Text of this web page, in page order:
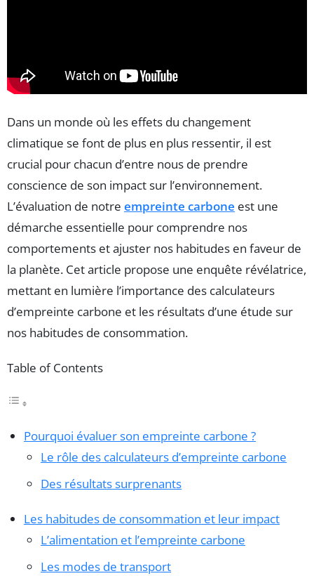
Dans un monde où les effets du changement
climatique se font de plus en plus ressentir, il est
crucial pour chacun d’entre nous de prendre
conscience de son impact sur l’environnement.
L’évaluation de notre empreinte carbone est une
démarche essentielle pour comprendre nos
comportements et ajuster nos habitudes en faveur de
la planète. Cet article propose une enquête révélatrice,
mettant en lumière l’importance des calculateurs
d’empreinte carbone et les résultats d’une étude sur
nos habitudes de consommation.
Table of Contents
Pourquoi évaluer son empreinte carbone ?
Le rôle des calculateurs d’empreinte carbone
Des résultats surprenants
Les habitudes de consommation et leur impact
L’alimentation et l’empreinte carbone
Les modes de transport